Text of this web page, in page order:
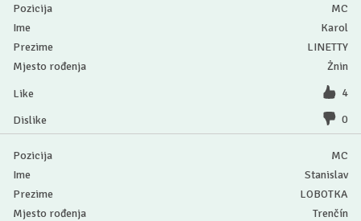
MC
Karol
LINETTY
Żnin
4
0
MC
Stanislav
LOBOTKA
Trenčín